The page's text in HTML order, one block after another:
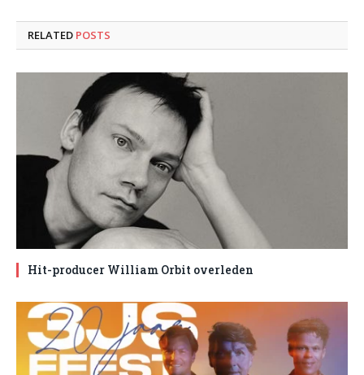
RELATED POSTS
Hit-producer William Orbit overleden